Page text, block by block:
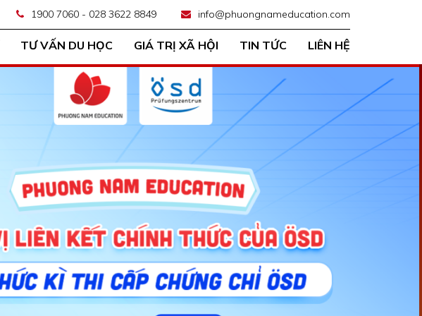
1900 7060 - 028 3622 8849 info@phuongnameducation.com
TƯ VẤN DU HỌC GIÁ TRỊ XÃ HỘI TIN TỨC LIÊN HỆ